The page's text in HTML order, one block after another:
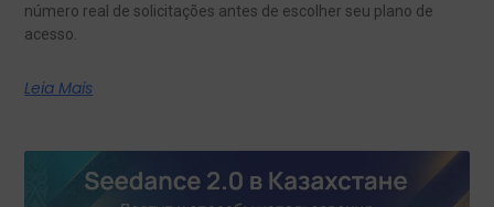
número real de solicitações antes de escolher seu plano de
acesso.
Leia Mais